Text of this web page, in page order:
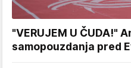
"VERUJEM U ČUDA!"
samopouzdanja pred